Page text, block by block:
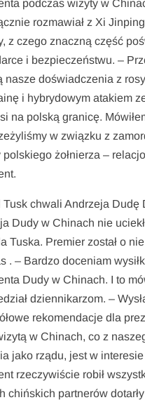
podczas wizyty w
rozmawiał z Xi
z czego znaczną część
i bezpieczeństwu. –
nasze doświadczenia z
i hybrydowym atakiem
na polską granicę.
w związku z
polskiego żołnierza –
Tusk chwali Andrzeja Dudę
Dudy w Chinach nie
Tuska. Premier został o
. – Bardzo doceniam
Dudy w Chinach. I to
dziennikarzom. –
rekomendacje dla
w Chinach, co z
jako rządu, jest w
rzeczywiście robił
chińskich partnerów